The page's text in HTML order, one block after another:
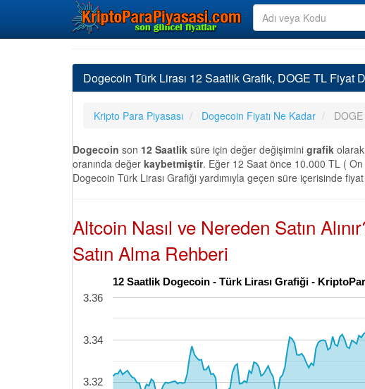
Dogecoin Türk Lirası 12 Saatlik Grafik, DOGE TL Fiyat
Kripto Para Piyasası Dogecoin Fiyatı Ne Kadar
Dogecoin son 12 Saatlik süre için değer değişimini grafik
oranında değer kaybetmiştir. Eğer 12 Saat önce 10.000 TL ( On
Dogecoin Türk Lirası Grafiği yardımıyla geçen süre içerisinde
Altcoin Nasıl ve Nereden Satın
Satın Alma Rehberi
12 Saatlik Dogecoin - Türk Lirası Grafiği -
3.32
3.34
3.36